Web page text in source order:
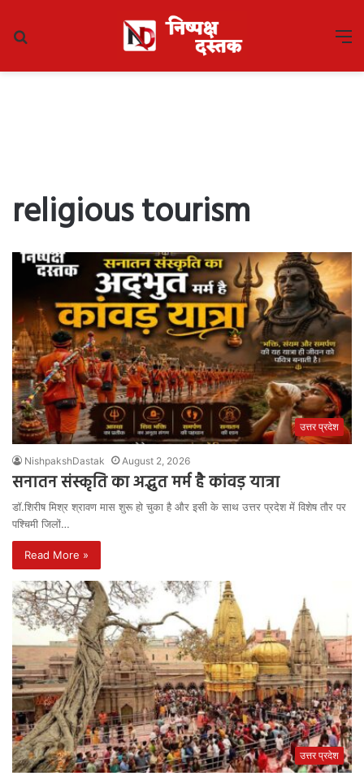
religious tourism
उत्तर प्रदेश
NishpakshDastak August 2, 2026
सनातन संस्कृति का अद्भुत मर्म है कांवड़ यात्रा
डॉ.शिरीष मिश्र श्रावण मास शुरू हो चुका है और इसी के साथ उत्तर प्रदेश में विशेष तौर पर
पश्चिमी जिलों…
Read More »
उत्तर प्रदेश